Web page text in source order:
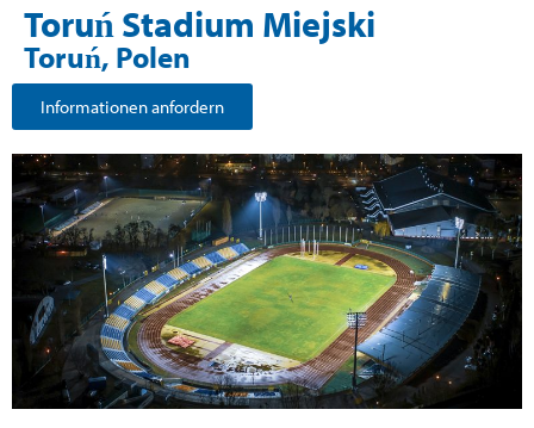
Toruń Stadium Miejski
Toruń, Polen
Informationen anfordern